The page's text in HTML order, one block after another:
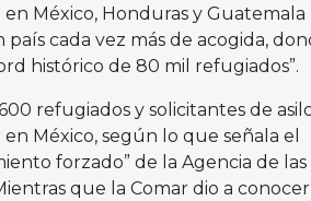
México, Honduras y Guatemala
cada vez más de acogida,
histórico de 80 mil refugiados”.
refugiados y solicitantes de
México, según lo que señala el
forzado” de la Agencia de las
que la Comar dio a